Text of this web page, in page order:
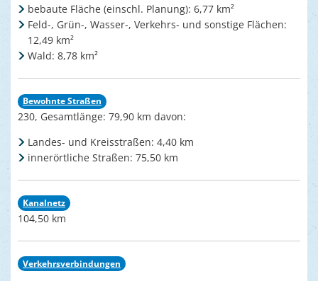
bebaute Fläche (einschl. Planung): 6,77 km²
Feld-, Grün-, Wasser-, Verkehrs- und sonstige Flächen:
12,49 km²
Wald: 8,78 km²
Bewohnte Straßen
230, Gesamtlänge: 79,90 km davon:
Landes- und Kreisstraßen: 4,40 km
innerörtliche Straßen: 75,50 km
Kanalnetz
104,50 km
Verkehrsverbindungen